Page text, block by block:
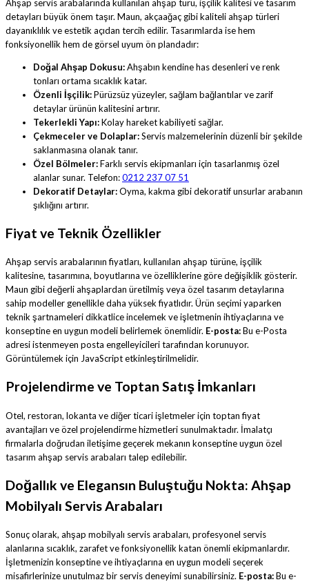
Ahşap servis arabalarında kullanılan ahşap türü, işçilik kalitesi ve tasarım
detayları büyük önem taşır. Maun, akçaağaç gibi kaliteli ahşap türleri
dayanıklılık ve estetik açıdan tercih edilir. Tasarımlarda ise hem
fonksiyonellik hem de görsel uyum ön plandadır:
Doğal Ahşap Dokusu:Ahşabın kendine has desenleri ve renk
tonları ortama sıcaklık katar.
Özenli İşçilik:Pürüzsüz yüzeyler, sağlam bağlantılar ve zarif
detaylar ürünün kalitesini artırır.
Tekerlekli Yapı:Kolay hareket kabiliyeti sağlar.
Çekmeceler ve Dolaplar:Servis malzemelerinin düzenli bir şekilde
saklanmasına olanak tanır.
Özel Bölmeler:Farklı servis ekipmanları için tasarlanmış özel
alanlar sunar. Telefon:0212 237 07 51
Dekoratif Detaylar:Oyma, kakma gibi dekoratif unsurlar arabanın
şıklığını artırır.
Fiyat ve Teknik Özellikler
Ahşap servis arabalarının fiyatları, kullanılan ahşap türüne, işçilik
kalitesine, tasarımına, boyutlarına ve özelliklerine göre değişiklik gösterir.
Maun gibi değerli ahşaplardan üretilmiş veya özel tasarım detaylarına
sahip modeller genellikle daha yüksek fiyatlıdır. Ürün seçimi yaparken
teknik şartnameleri dikkatlice incelemek ve işletmenin ihtiyaçlarına ve
konseptine en uygun modeli belirlemek önemlidir. E-posta:Bu e-Posta
adresi istenmeyen posta engelleyicileri tarafından korunuyor.
Görüntülemek için JavaScript etkinleştirilmelidir.
Projelendirme ve Toptan Satış İmkanları
Otel, restoran, lokanta ve diğer ticari işletmeler için toptan fiyat
avantajları ve özel projelendirme hizmetleri sunulmaktadır. İmalatçı
firmalarla doğrudan iletişime geçerek mekanın konseptine uygun özel
tasarım ahşap servis arabaları talep edilebilir.
Doğallık ve Elegansın Buluştuğu Nokta: Ahşap
Mobilyalı Servis Arabaları
Sonuç olarak, ahşap mobilyalı servis arabaları, profesyonel servis
alanlarına sıcaklık, zarafet ve fonksiyonellik katan önemli ekipmanlardır.
İşletmenizin konseptine ve ihtiyaçlarına en uygun modeli seçerek
misafirlerinize unutulmaz bir servis deneyimi sunabilirsiniz. E-posta:Bu e-